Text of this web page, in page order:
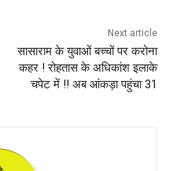
Next article
सासाराम के युवाओं बच्चों पर करोना
कहर ! रोहतास के अधिकांश इलाके
चपेट में !! अब आंकड़ा पहुंचा 31